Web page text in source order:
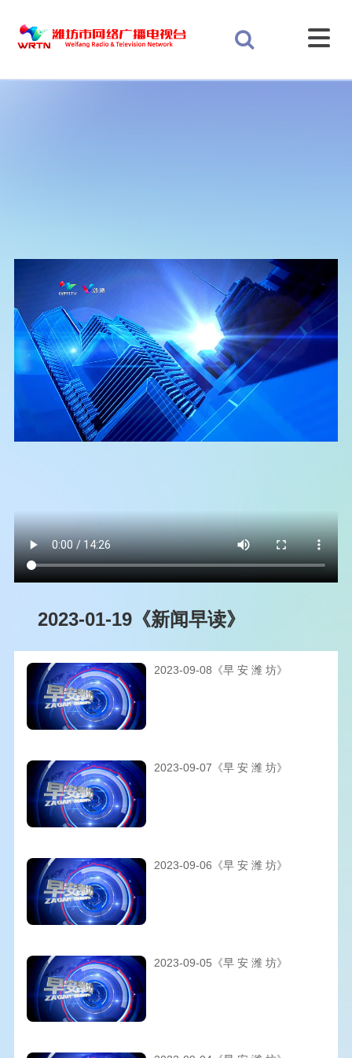
2023-01-19《新闻早读》
2023-09-08《早 安 潍 坊》
2023-09-07《早 安 潍 坊》
2023-09-06《早 安 潍 坊》
2023-09-05《早 安 潍 坊》